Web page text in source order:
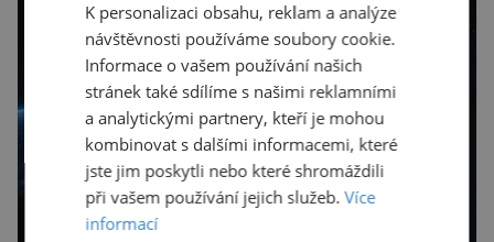
London ukazuje, že někteří choboti, včetně
populárního systému Grok od firmy xAI Elona
Muska, mají tendenci podporovat bludné
představy […]
K personalizaci obsahu, reklam a analýze
návštěvnosti používáme soubory cookie.
Informace o vašem používání našich
stránek také sdílíme s našimi reklamními
a analytickými partnery, kteří je mohou
kombinovat s dalšími informacemi, které
jste jim poskytli nebo které shromáždili
při vašem používání jejich služeb.Více
informací